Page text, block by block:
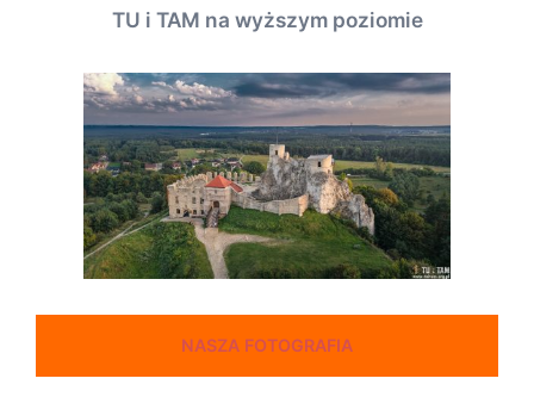
TU i TAM na wyższym poziomie
NASZA FOTOGRAFIA